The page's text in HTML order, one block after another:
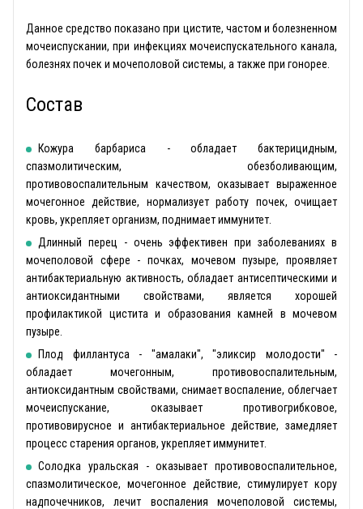
Данное средство показано при цистите, частом и болезненном
мочеиспускании, при инфекциях мочеиспускательного канала,
болезнях почек и мочеполовой системы, а также при гонорее.
Состав
Кожура барбариса - обладает бактерицидным,
спазмолитическим, обезболивающим,
противовоспалительным качеством, оказывает выраженное
мочегонное действие, нормализует работу почек, очищает
кровь, укрепляет организм, поднимает иммунитет.
Длинный перец - очень эффективен при заболеваниях в
мочеполовой сфере - почках, мочевом пузыре, проявляет
антибактериальную активность, обладает антисептическими и
антиоксидантными свойствами, является хорошей
профилактикой цистита и образования камней в мочевом
пузыре.
Плод филлантуса - "амалаки", "эликсир молодости" -
обладает мочегонным, противовоспалительным,
антиоксидантным свойствами, снимает воспаление, облегчает
мочеиспускание, оказывает противогрибковое,
противовирусное и антибактериальное действие, замедляет
процесс старения органов, укрепляет иммунитет.
Солодка уральская - оказывает противовоспалительное,
спазмолитическое, мочегонное действие, стимулирует кору
надпочечников, лечит воспаления мочеполовой системы,